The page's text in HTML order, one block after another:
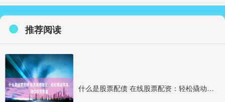
推荐阅读
什么是股票配债 在线股票配资：轻松撬动资本，助你投资致富